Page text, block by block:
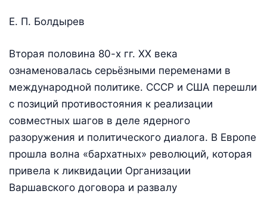
Е. П. Болдырев
Вторая половина 80-х гг. ХХ века
ознаменовалась серьёзными переменами в
международной политике. СССР и США перешли
с позиций противостояния к реализации
совместных шагов в деле ядерного
разоружения и политического диалога. В Европе
прошла волна «бархатных» революций, которая
привела к ликвидации Организации
Варшавского договора и развалу